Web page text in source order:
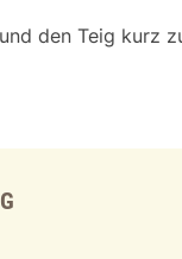
den Teig kurz